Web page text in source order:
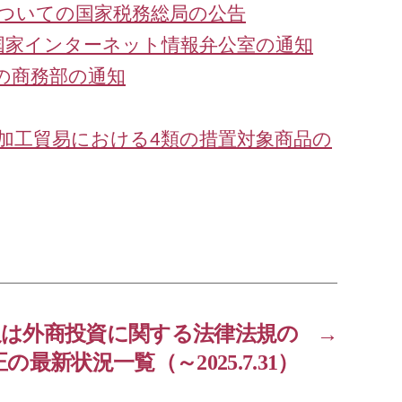
いての国家税務総局の公告
インターネット情報弁公室の通知
商務部の通知
工貿易における4類の措置対象商品の
→
外商投資に関する法律法規の
最新状況一覧（～2025.7.31）